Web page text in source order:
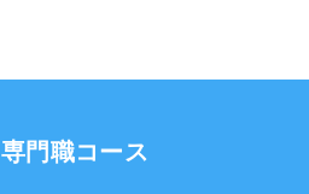
専門職コース